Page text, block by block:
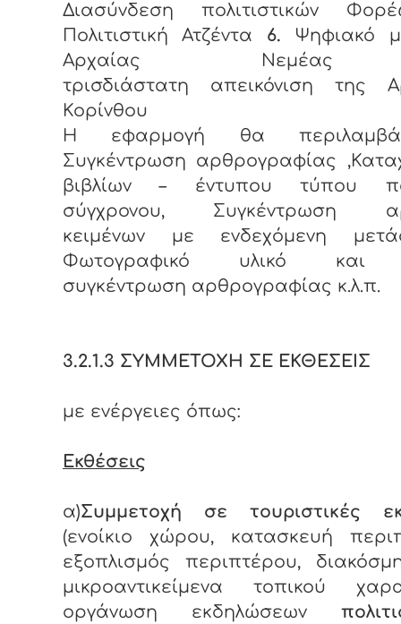
Διασύνδεση πολιτιστικών
Πολιτιστική Ατζέντα 6. Ψηφιακό
Αρχαίας
τρισδιάστατη απεικόνιση της
Κορίνθου
Η εφαρμογή θα
Συγκέντρωση αρθρογραφίας
βιβλίων – έντυπου τύπου
σύγχρονου, Συγκέντρωση
κειμένων με ενδεχόμενη
Φωτογραφικό υλικό και
συγκέντρωση αρθρογραφίας κ.λ.π.
3.2.1.3 ΣΥΜΜΕΤΟΧΗ ΣΕ ΕΚΘΕΣΕΙΣ
με ενέργειες όπως:
Εκθέσεις
α)Συμμετοχή σε τουριστικές
(ενοίκιο χώρου, κατασκευή
εξοπλισμός περιπτέρου,
μικροαντικείμενα τοπικού
οργάνωση εκδηλώσεων